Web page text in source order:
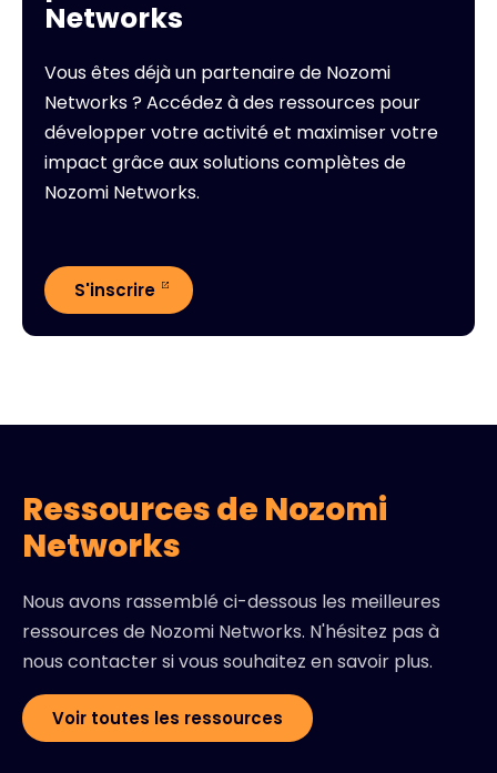
Networks
Vous êtes déjà un partenaire de Nozomi
Networks ? Accédez à des ressources pour
développer votre activité et maximiser votre
impact grâce aux solutions complètes de
Nozomi Networks.
S'inscrire
Ressources de Nozomi
Networks
Nous avons rassemblé ci-dessous les meilleures
ressources de Nozomi Networks. N'hésitez pas à
nous contacter si vous souhaitez en savoir plus.
Voir toutes les ressources